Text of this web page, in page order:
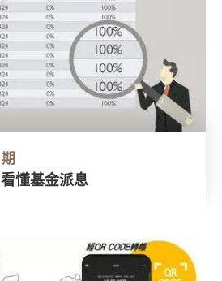
不受高息誘惑 看懂基金派息